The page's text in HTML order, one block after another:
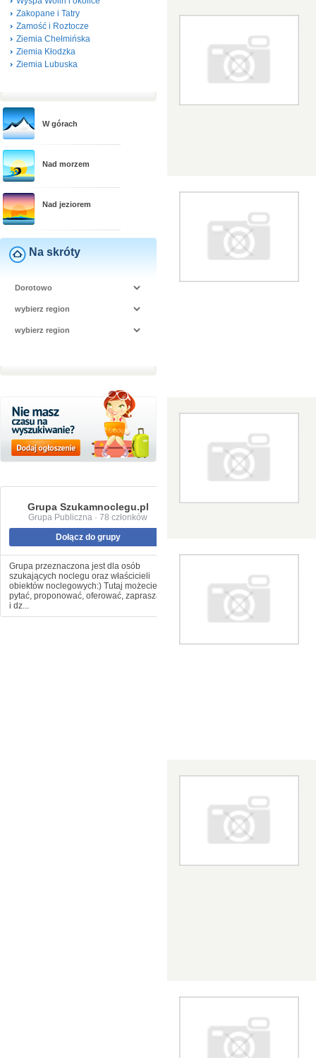
Zakopane i Tatry
Zamość i Roztocze
Ziemia Chełmińska
Ziemia Kłodzka
Ziemia Lubuska
W górach
Nad morzem
Nad jeziorem
Na skróty
Grupa Szukamnoclegu.pl
Grupa Publiczna · 78 członków
Dołącz do grupy
Grupa przeznaczona jest dla osób
szukających noclegu oraz właścicieli
obiektów noclegowych:) Tutaj możecie
pytać, proponować, oferować, zapraszać
i dz...